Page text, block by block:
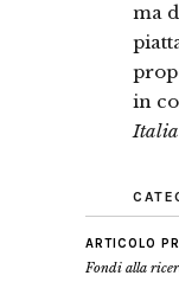
ma
in
Italia
ARTICOLO
Fondi alla